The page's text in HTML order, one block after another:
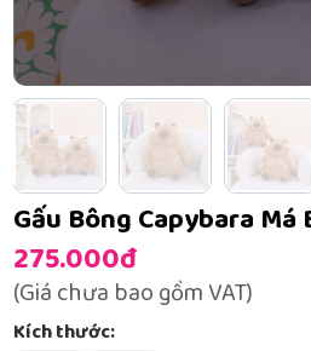
Gấu Bông Capybara Má
275.000đ
(Giá chưa bao gồm VAT)
Kích thước: